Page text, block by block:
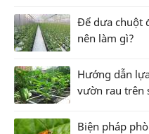
Để dưa chuột
nên làm gì?
Hướng dẫn
vườn rau trên
Biện pháp